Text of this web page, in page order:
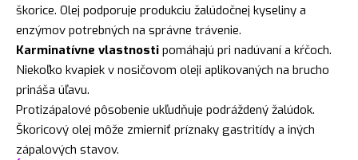
škorice. Olej podporuje produkciu žalúdočnej kyseliny a
enzýmov potrebných na správne trávenie.
Karminatívne vlastnosti pomáhajú pri nadúvaní a kŕčoch.
Niekoľko kvapiek v nosičovom oleji aplikovaných na brucho
prináša úľavu.
Protizápalové pôsobenie ukľudňuje podráždený žalúdok.
Škoricový olej môže zmierniť príznaky gastritídy a iných
zápalových stavov.